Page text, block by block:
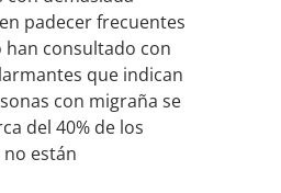
padecer frecuentes
han consultado con
que indican
con migraña se
del 40% de los
están